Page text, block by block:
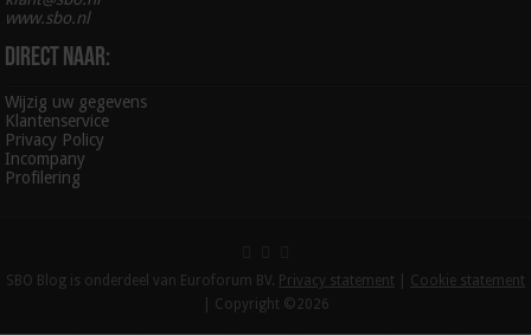
www.sbo.nl
Direct naar:
Wijzig uw gegevens
Klantenservice
Privacy Policy
Incompany
Profilering
SBO Blog is onderdeel van Euroforum BV. Privacy statement
Cookie statement
| Copyright ©2026